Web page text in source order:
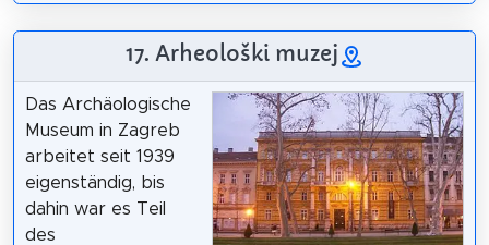
17. Arheološki muzej
Das Archäologische
Museum in Zagreb
arbeitet seit 1939
eigenständig, bis
dahin war es Teil
des